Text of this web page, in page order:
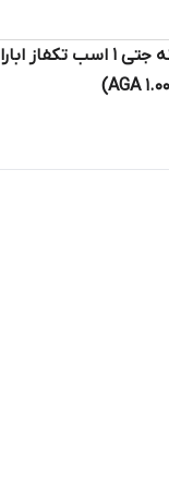
پمپ تک پروانه جتی 1 اسب تکفاز ابارا